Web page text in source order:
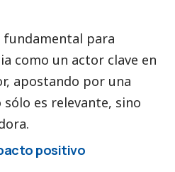
fundamental para
como un actor clave en
apostando por una
es relevante, sino
positivo